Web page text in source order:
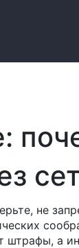
не
штрафы, а